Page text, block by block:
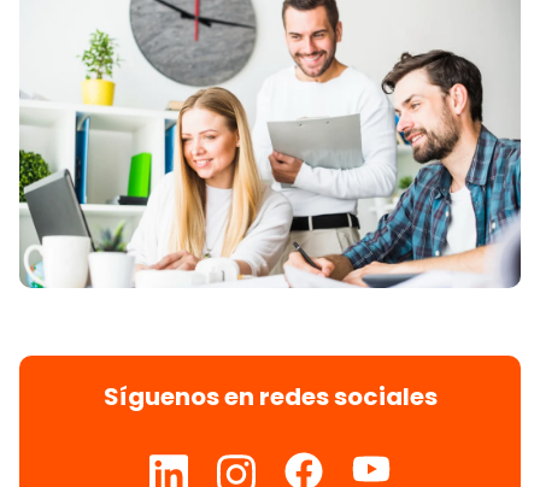
Síguenos en redes sociales